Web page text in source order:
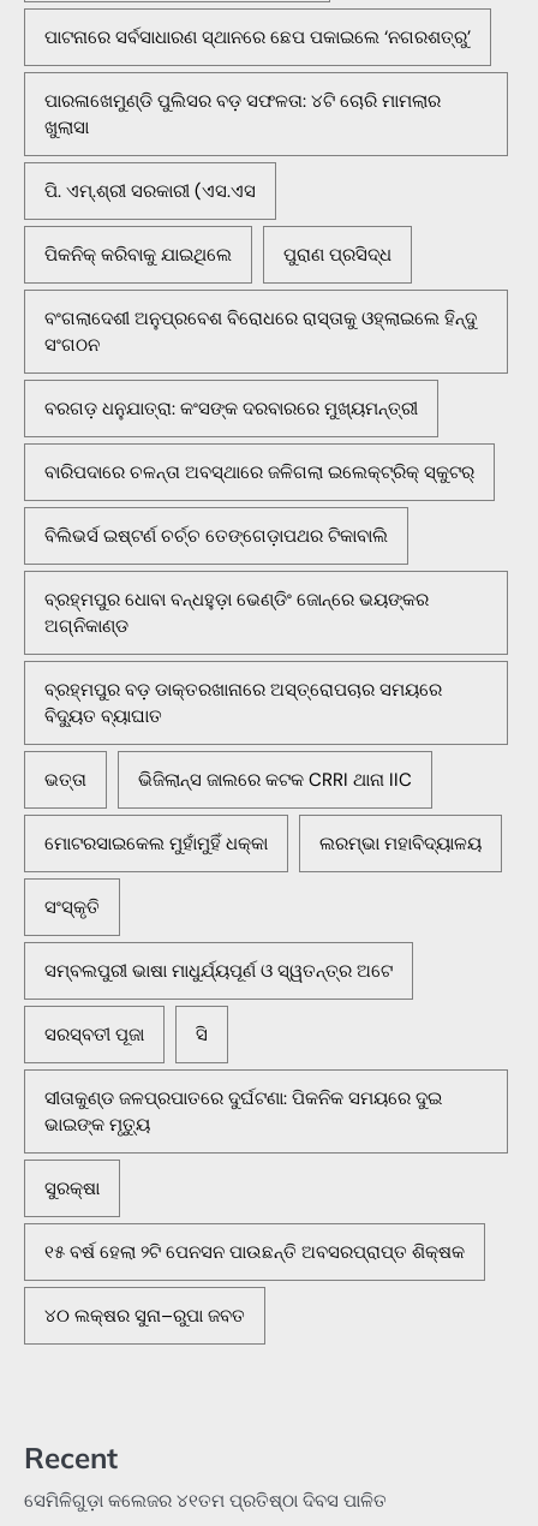
ପାଟନାରେ ସର୍ବସାଧାରଣ ସ୍ଥାନରେ ଛେପ ପକାଇଲେ ‘ନଗରଶତ୍ରୁ’
ପାରଳାଖେମୁଣ୍ଡି ପୁଲିସର ବଡ଼ ସଫଳତା: ୪ଟି ଚୋରି ମାମଲାର
ଖୁଲାସା
ପି. ଏମ୍.ଶ୍ରୀ ସରକାରୀ (ଏସ.ଏସ
ପିକନିକ୍‌ କରିବାକୁ ଯାଇଥିଲେ ପୁରାଣ ପ୍ରସିଦ୍ଧ
ବଂଗଲାଦେଶୀ ଅନୁପ୍ରବେଶ ବିରୋଧରେ ରାସ୍ତାକୁ ଓହ୍ଲାଇଲେ ହିନ୍ଦୁ
ସଂଗଠନ
ବରଗଡ଼ ଧନୁଯାତ୍ରା: କଂସଙ୍କ ଦରବାରରେ ମୁଖ୍ୟମନ୍ତ୍ରୀ
ବାରିପଦାରେ ଚଳନ୍ତା ଅବସ୍ଥାରେ ଜଳିଗଲା ଇଲେକ୍ଟ୍ରିକ୍ ସ୍କୁଟର୍
ବିଲିଭର୍ସ ଇଷ୍ଟର୍ଣ ଚର୍ଚ୍ଚ ତେଙ୍ଗେଡ଼ାପଥର ଟିକାବାଲି
ବ୍ରହ୍ମପୁର ଧୋବା ବନ୍ଧହୁଡ଼ା ଭେଣ୍ଡିଂ ଜୋନ୍‌ରେ ଭୟଙ୍କର
ଅଗ୍ନିକାଣ୍ଡ
ବ୍ରହ୍ମପୁର ବଡ଼ ଡାକ୍ତରଖାନାରେ ଅସ୍ତ୍ରୋପଚାର ସମୟରେ
ବିଦ୍ୟୁତ ବ୍ୟାଘାତ
ଭତ୍ତା ଭିଜିଲାନ୍ସ ଜାଲରେ କଟକ CRRI ଥାନା IIC
ମୋଟରସାଇକେଲ ମୁହାଁମୁହିଁ ଧକ୍କା ଲରମ୍ଭା ମହାବିଦ୍ୟାଳୟ
ସଂସ୍କୃତି
ସମ୍ବଲପୁରୀ ଭାଷା ମାଧୁର୍ଯ୍ୟପୂର୍ଣ ଓ ସ୍ୱତନ୍ତ୍ର ଅଟେ
ସରସ୍ବତୀ ପୂଜା ସି
ସୀତାକୁଣ୍ଡ ଜଳପ୍ରପାତରେ ଦୁର୍ଘଟଣା: ପିକନିକ ସମୟରେ ଦୁଇ
ଭାଇଙ୍କ ମୃତ୍ୟୁ
ସୁରକ୍ଷା
୧୫ ବର୍ଷ ହେଲା ୨ଟି ପେନସନ ପାଉଛନ୍ତି ଅବସରପ୍ରାପ୍ତ ଶିକ୍ଷକ
୪୦ ଲକ୍ଷର ସୁନା–ରୁପା ଜବତ
Recent
ସେମିଳିଗୁଡ଼ା କଲେଜର ୪୧ତମ ପ୍ରତିଷ୍ଠା ଦିବସ ପାଳିତ